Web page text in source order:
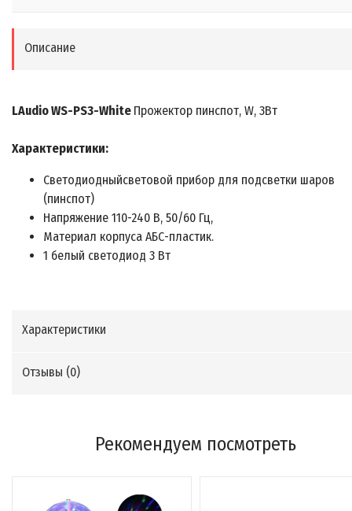
Описание
LAudio WS-PS3-White Прожектор пинспот, W, 3Вт
Характеристики:
Светодиодныйсветовой прибор для подсветки шаров
(пинспот)
Напряжение 110-240 В, 50/60 Гц,
Материал корпуса АБС-пластик.
1 белый светодиод 3 Вт
Характеристики
Отзывы (0)
Рекомендуем посмотреть